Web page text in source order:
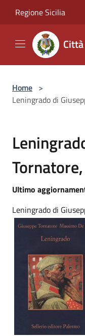
Regione Sicilia
Home >
Leningrado di
Ultimo
Leningrado di